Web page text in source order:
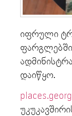
იფრული
დაიწყო.